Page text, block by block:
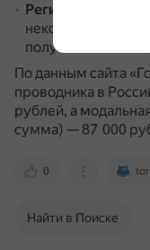
Регион
В
некоторых
получают больше,
По данным сайта
проводника в
рублей, а
сумма) — 87 000
0
Найти в Поиске